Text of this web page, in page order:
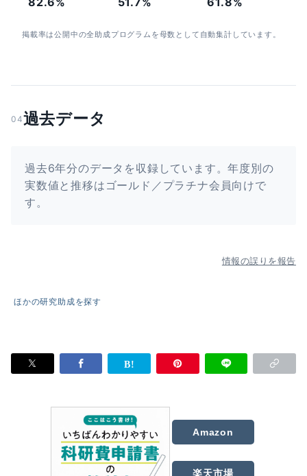
掲載率は公開中の全助成プログラムを母数として自動集計しています。
04過去データ
過去6年分のデータを収録しています。年度別の
実数値と推移はゴールド／プラチナ会員向けで
す。
情報の誤りを報告
ほかの研究助成を探す
Amazon
楽天市場